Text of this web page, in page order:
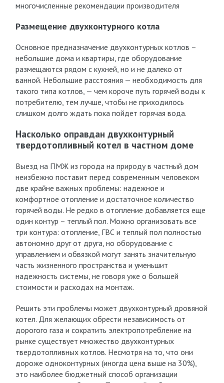
многочисленные рекомендации производителя
Размещение двухконтурного котла
Основное предназначение двухконтурных котлов –
небольшие дома и квартиры, где оборудование
размещаются рядом с кухней, но и не далеко от
ванной. Небольшие расстояния — необходимость для
такого типа котлов, — чем короче путь горячей воды к
потребителю, тем лучше, чтобы не приходилось
слишком долго ждать пока пойдет горячая вода.
Насколько оправдан двухконтурный
твердотопливный котел в частном доме
Выезд на ПМЖ из города на природу в частный дом
неизбежно поставит перед современным человеком
две крайне важных проблемы: надежное и
комфортное отопление и достаточное количество
горячей воды. Не редко в отопление добавляется еще
один контур – теплый пол. Можно организовать все
три контура: отопление, ГВС и теплый пол полностью
автономно друг от друга, но оборудование с
управлением и обвязкой могут занять значительную
часть жизненного пространства и уменьшит
надежность системы, не говоря уже о большей
стоимости и расходах на монтаж.
Решить эти проблемы может двухконтурный дровяной
котел. Для желающих обрести независимость от
дорогого газа и сократить электропотребление на
рынке существует множество двухконтурных
твердотопливных котлов. Несмотря на то, что они
дороже одноконтурных (иногда цена выше на 30%),
это наиболее бюджетный способ организации